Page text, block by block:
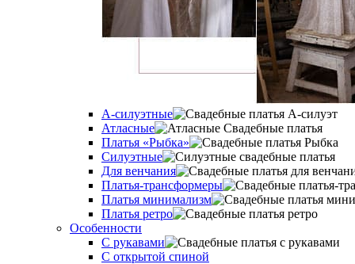
А-силуэтные
Атласные
Платья «Рыбка»
Силуэтные
Для венчания
Платья-трансформеры
Платья минимализм
Платья ретро
Оcобенности
С рукавами
С открытой спиной